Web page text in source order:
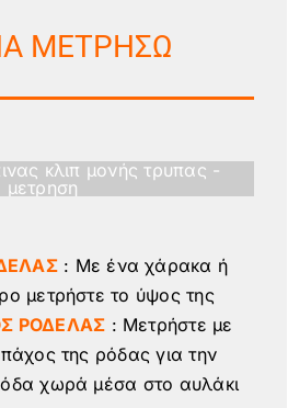
ΜΕΤΡΗΣΩ
: Με ένα χάρακα ή
μετρήστε το ύψος της
ΡΟΔΕΛΑΣ : Μετρήστε με
της ρόδας για την
χωρά μέσα στο αυλάκι